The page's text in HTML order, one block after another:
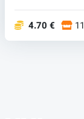
4.70 €